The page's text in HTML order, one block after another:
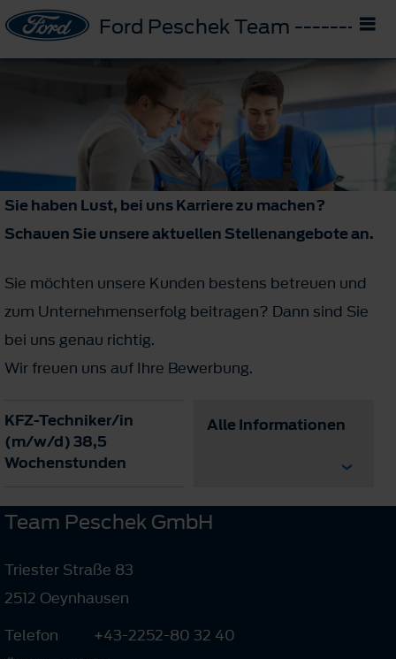
Ford Peschek Team --------
Sie haben Lust, bei uns Karriere zu machen?
Schauen Sie unsere aktuellen Stellenangebote an.
Sie möchten unsere Kunden bestens betreuen und
zum Unternehmenserfolg beitragen? Dann sind Sie
bei uns genau richtig.
Wir freuen uns auf Ihre Bewerbung.
KFZ-Techniker/in
(m/w/d) 38,5
Wochenstunden
Alle Informationen
Team Peschek GmbH
Triester Straße 83
2512 Oeynhausen
Telefon
+43-2252-80 32 40